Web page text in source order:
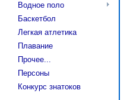
Водное поло
Баскетбол
Легкая атлетика
Плавание
Прочее...
Персоны
Конкурс знатоков